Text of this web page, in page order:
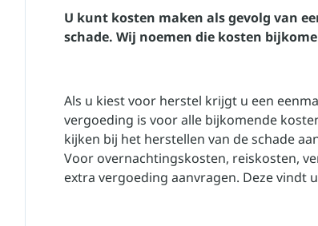
U kunt kosten maken als gevolg van
schade. Wij noemen die kosten
Als u kiest voor herstel krijgt u een
vergoeding is voor alle bijkomende
kijken bij het herstellen van de schade
Voor overnachtingskosten, reiskosten,
extra vergoeding aanvragen. Deze vindt